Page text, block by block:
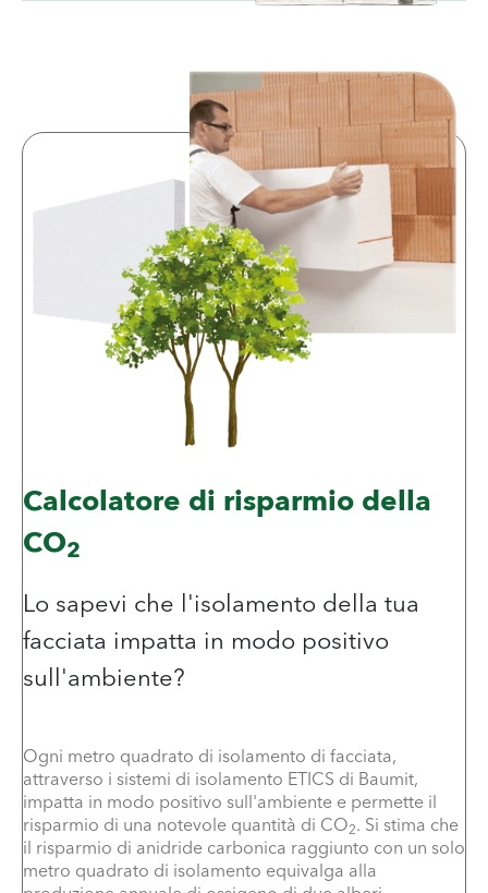
Le soluzioni di isolamento termico Baumit
tengono fuori il freddo e garantiscono
risparmio sia per le tasche sia per il nostro
pianeta. Scegliendo Baumit la casa diventa
più accogliente ed efficiente dal punto di
vista energetico, e contribuisci ad uno sforzo
collettivo che ha già dimostrato di avere un
impatto incredibile. Insieme, stiamo creando
un futuro più sostenibile, un muro isolato
*Il risparmio di 800 milioni di tonnellate di
CO è calcolato sul sistema di isolamento
termico esterno Baumit EPS (ETICS) da 10
cm, su edifici con muratura esistente e con
una durata presunta di 70 anni.
Punti chiave:
Risparmio energetico conseguente: circa 85
kWh/m2 anno
Riduzione di CO2e con riscaldamento a
gasolio: 26,4 kg CO2/m2 all'anno
Calcolatore di risparmio della
CO2
Lo sapevi che l'isolamento della tua
facciata impatta in modo positivo
sull'ambiente?
Ogni metro quadrato di isolamento di facciata,
attraverso i sistemi di isolamento ETICS di Baumit,
impatta in modo positivo sull'ambiente e permette il
risparmio di una notevole quantità di CO2. Si stima che
il risparmio di anidride carbonica raggiunto con un solo
metro quadrato di isolamento equivalga alla